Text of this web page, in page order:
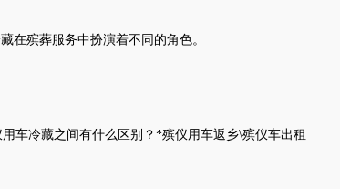
在殡葬服务中扮演着不同的角色。
车冷藏之间有什么区别？ *殡仪用车返乡\殡仪车出租